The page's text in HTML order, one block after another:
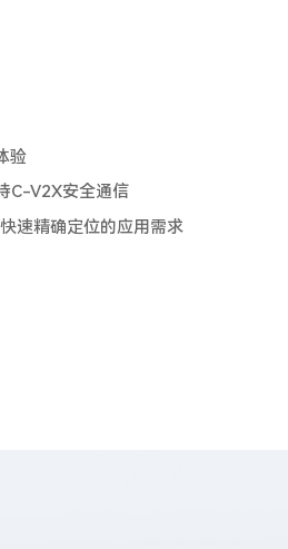
验
C-V2X安全通信
速精确定位的应用需求